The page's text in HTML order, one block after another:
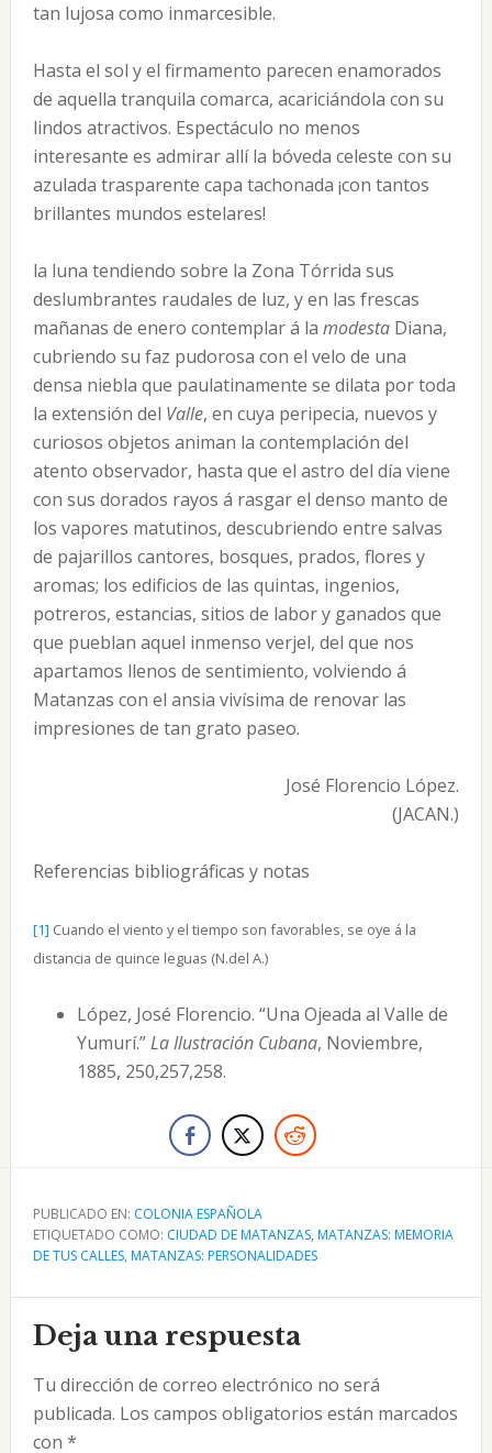
tan lujosa como inmarcesible.
Hasta el sol y el firmamento parecen enamorados
de aquella tranquila comarca, acariciándola con su
lindos atractivos. Espectáculo no menos
interesante es admirar allí la bóveda celeste con su
azulada trasparente capa tachonada ¡con tantos
brillantes mundos estelares!
la luna tendiendo sobre la Zona Tórrida sus
deslumbrantes raudales de luz, y en las frescas
mañanas de enero contemplar á la modestaDiana,
cubriendo su faz pudorosa con el velo de una
densa niebla que paulatinamente se dilata por toda
la extensión del Valle, en cuya peripecia, nuevos y
curiosos objetos animan la contemplación del
atento observador, hasta que el astro del día viene
con sus dorados rayos á rasgar el denso manto de
los vapores matutinos, descubriendo entre salvas
de pajarillos cantores, bosques, prados, flores y
aromas; los edificios de las quintas, ingenios,
potreros, estancias, sitios de labor y ganados que
que pueblan aquel inmenso verjel, del que nos
apartamos llenos de sentimiento, volviendo á
Matanzas con el ansia vivísima de renovar las
impresiones de tan grato paseo.
José Florencio López.
(JACAN.)
Referencias bibliográficas y notas
[1] Cuando el viento y el tiempo son favorables, se oye á la
distancia de quince leguas (N.del A.)
López, José Florencio. “Una Ojeada al Valle de
Yumurí.”La Ilustración Cubana, Noviembre,
1885, 250,257,258.
PUBLICADO EN: COLONIA ESPAÑOLA
ETIQUETADO COMO: CIUDAD DE MATANZAS, MATANZAS: MEMORIA
DE TUS CALLES, MATANZAS: PERSONALIDADES
Interacciones
con
los
lectores
Deja una respuesta
Tu dirección de correo electrónico no será
publicada. Los campos obligatorios están marcados
con *